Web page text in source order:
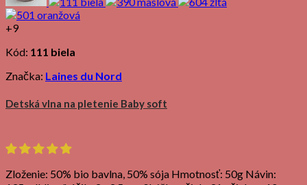
+9
Kód: 111 biela
Značka: Laines du Nord
Detská vlna na pletenie Baby soft
Zloženie: 50% bio bavlna, 50% sója Hmotnosť: 50g Návin: